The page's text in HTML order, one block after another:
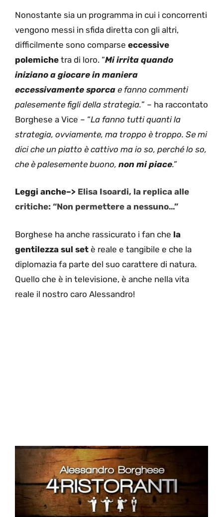
Nonostante sia un programma in cui i concorrenti
vengono messi in sfida diretta con gli altri,
difficilmente sono comparse eccessive
polemiche tra di loro. “Mi irrita quando
iniziano a giocare in maniera
eccessivamente sporca e fanno commenti
palesemente figli della strategia.” – ha raccontato
Borghese a Vice – “La fanno tutti quanti la
strategia, ovviamente, ma troppo è troppo. Se mi
dici che un piatto è cattivo ma io so, perché lo so,
che è palesemente buono, non mi piace.”
Leggi anche–> Elisa Isoardi, la replica alle
critiche: “Non permettere a nessuno…”
Borghese ha anche rassicurato i fan che la
gentilezza sul set è reale e tangibile e che la
diplomazia fa parte del suo carattere di natura.
Quello che è in televisione, è anche nella vita
reale il nostro caro Alessandro!